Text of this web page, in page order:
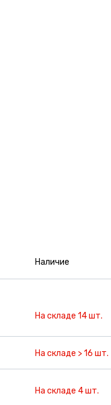
Наличие
На складе 14 шт.
На складе > 16 шт.
На складе 4 шт.